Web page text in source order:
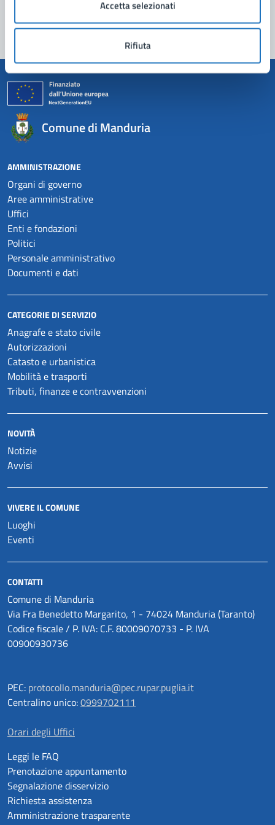
Accetta selezionati
Rifiuta
Segnala disservizio
Comune di Manduria
AMMINISTRAZIONE
Organi di governo
Aree amministrative
Uffici
Enti e fondazioni
Politici
Personale amministrativo
Documenti e dati
CATEGORIE DI SERVIZIO
Anagrafe e stato civile
Autorizzazioni
Catasto e urbanistica
Mobilità e trasporti
Tributi, finanze e contravvenzioni
NOVITÀ
Notizie
Avvisi
VIVERE IL COMUNE
Luoghi
Eventi
CONTATTI
Comune di Manduria
Via Fra Benedetto Margarito, 1 - 74024 Manduria (Taranto)
Codice fiscale / P. IVA: C.F. 80009070733 - P. IVA
00900930736
PEC: protocollo.manduria@pec.rupar.puglia.it
Centralino unico:0999702111
Orari degli Uffici
Leggi le FAQ
Prenotazione appuntamento
Segnalazione disservizio
Richiesta assistenza
Amministrazione trasparente